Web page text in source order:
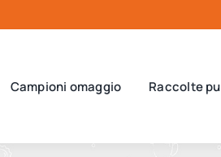
Campioni omaggio Raccolte